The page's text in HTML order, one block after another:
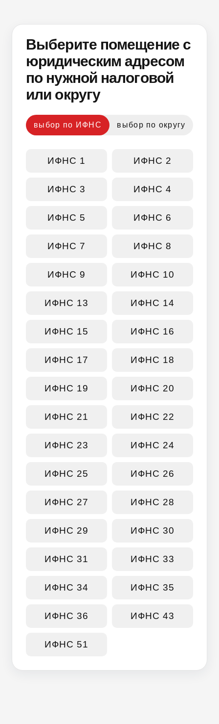
Выберите помещение с
юридическим адресом
по нужной налоговой
или округу
выбор по ИФНС выбор по округу
ИФНС 1 ИФНС 2
ИФНС 3 ИФНС 4
ИФНС 5 ИФНС 6
ИФНС 7 ИФНС 8
ИФНС 9 ИФНС 10
ИФНС 13 ИФНС 14
ИФНС 15 ИФНС 16
ИФНС 17 ИФНС 18
ИФНС 19 ИФНС 20
ИФНС 21 ИФНС 22
ИФНС 23 ИФНС 24
ИФНС 25 ИФНС 26
ИФНС 27 ИФНС 28
ИФНС 29 ИФНС 30
ИФНС 31 ИФНС 33
ИФНС 34 ИФНС 35
ИФНС 36 ИФНС 43
ИФНС 51